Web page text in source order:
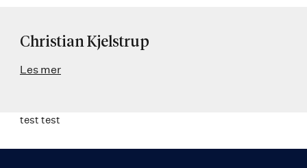
Christian Kjelstrup
Les mer
test test